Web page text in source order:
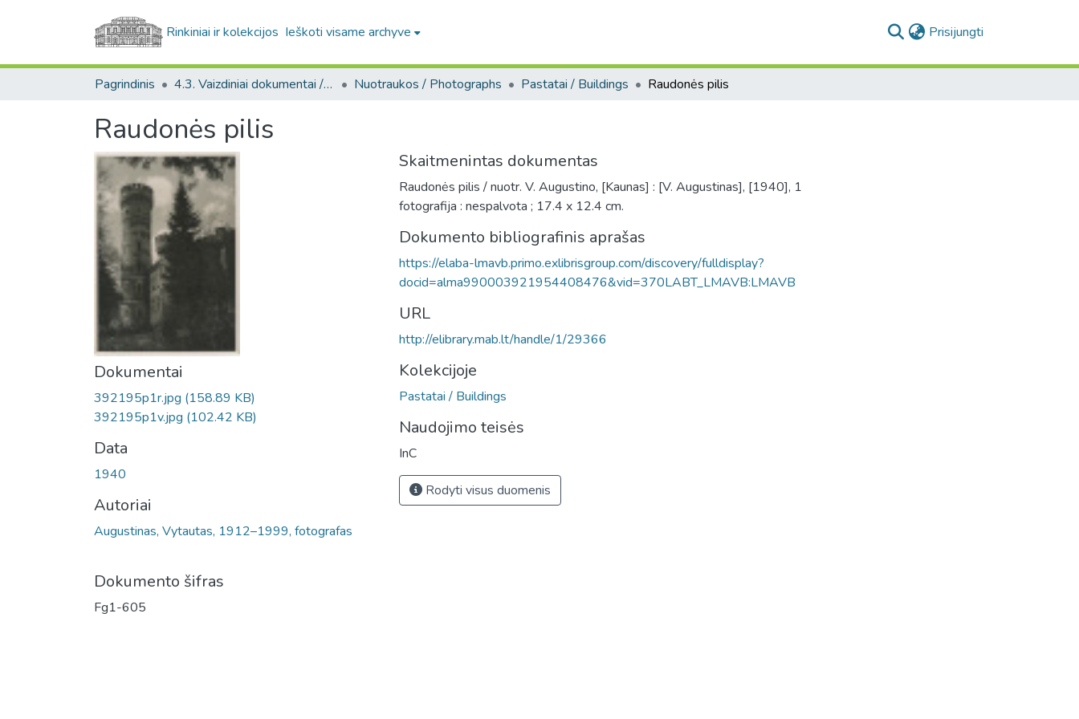
Rinkiniai ir kolekcijos Ieškoti visame archyve Prisijungti
Pagrindinis 4.3. Vaizdiniai dokumentai / Visual documents Nuotraukos / Photographs Pastatai / Buildings Raudonės pilis
Raudonės pilis
Dokumentai
392195p1r.jpg (158.89 KB)
392195p1v.jpg (102.42 KB)
Data
1940
Autoriai
Augustinas, Vytautas, 1912–1999, fotografas
Dokumento šifras
Fg1-605
Skaitmenintas dokumentas
Raudonės pilis / nuotr. V. Augustino, [Kaunas] : [V. Augustinas], [1940], 1
fotografija : nespalvota ; 17.4 x 12.4 cm.
Dokumento bibliografinis aprašas
https://elaba-lmavb.primo.exlibrisgroup.com/discovery/fulldisplay?
docid=alma990003921954408476&vid=370LABT_LMAVB:LMAVB
URL
http://elibrary.mab.lt/handle/1/29366
Kolekcijoje
Pastatai / Buildings
Naudojimo teisės
InC
Rodyti visus duomenis